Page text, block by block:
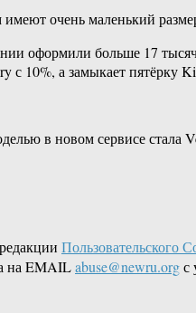
очень маленький
оформили больше 17
с 10%, а замыкает пятёрку
в новом сервисе
Пользовательского
на EMAILabuse@newru.orgс